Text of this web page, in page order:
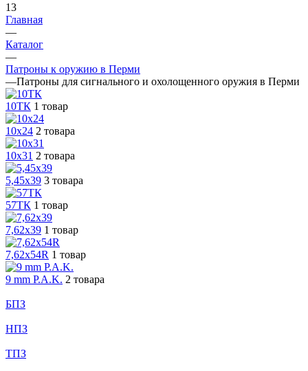
13
Главная
—
Каталог
—
Патроны к оружию в Перми
—Патроны для сигнального и охолощенного оружия в Перми
10ТК 1 товар
10х24 2 товара
10х31 2 товара
5,45х39 3 товара
57ТК 1 товар
7,62х39 1 товар
7,62х54R 1 товар
9 mm P.A.K. 2 товара
БПЗ
НПЗ
ТПЗ